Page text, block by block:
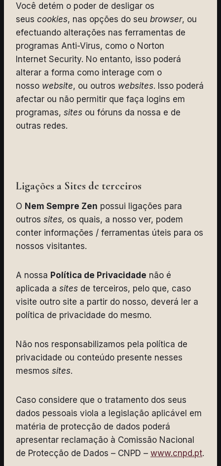
Você detém o poder de desligar os
seus cookies, nas opções do seu browser, ou
efectuando alterações nas ferramentas de
programas Anti-Virus, como o Norton
Internet Security. No entanto, isso poderá
alterar a forma como interage com o
nosso website, ou outros websites. Isso poderá
afectar ou não permitir que faça logins em
programas, sites ou fóruns da nossa e de
outras redes.
Ligações a Sites de terceiros
O Nem Sempre Zen possui ligações para
outros sites, os quais, a nosso ver, podem
conter informações / ferramentas úteis para os
nossos visitantes.
A nossa Política de Privacidade não é
aplicada a sites de terceiros, pelo que, caso
visite outro site a partir do nosso, deverá ler a
política de privacidade do mesmo.
Não nos responsabilizamos pela política de
privacidade ou conteúdo presente nesses
mesmos sites.
Caso considere que o tratamento dos seus
dados pessoais viola a legislação aplicável em
matéria de protecção de dados poderá
apresentar reclamação à Comissão Nacional
de Protecção de Dados – CNPD – www.cnpd.pt.